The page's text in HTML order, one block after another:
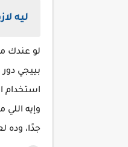
ليه
لو عندك
بييجي دور
استخدام
وإيه
جدًا، وده